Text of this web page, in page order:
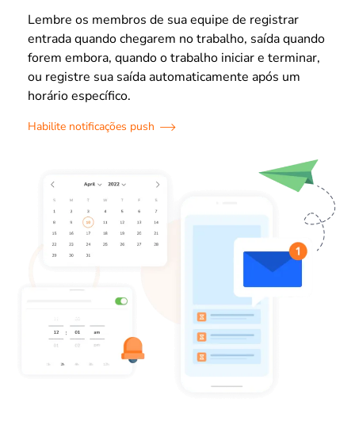
Lembre os membros de sua equipe de registrar
entrada quando chegarem no trabalho, saída quando
forem embora, quando o trabalho iniciar e terminar,
ou registre sua saída automaticamente após um
horário específico.
Habilite notificações push